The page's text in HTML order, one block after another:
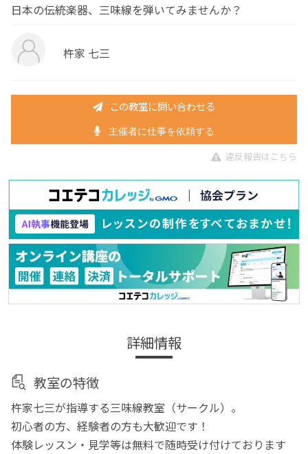
日本の伝統楽器、三味線を弾いてみませんか？
杵家 七三
この教室に問い合わせる
主催者に仕事を依頼する
違反報告はこちら
詳細情報
教室の特徴
杵家七三が指導する三味線教室（サークル）。
初心者の方、経験者の方も大歓迎です！
体験レッスン・見学等は無料で随時受け付けております